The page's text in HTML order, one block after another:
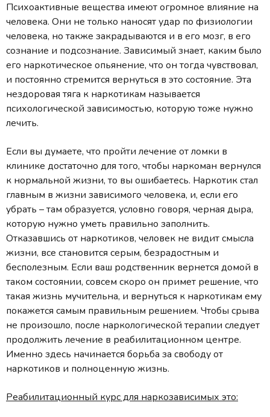
Психоактивные вещества имеют огромное влияние на
человека. Они не только наносят удар по физиологии
человека, но также закрадываются и в его мозг, в его
сознание и подсознание. Зависимый знает, каким было
его наркотическое опьянение, что он тогда чувствовал,
и постоянно стремится вернуться в это состояние. Эта
нездоровая тяга к наркотикам называется
психологической зависимостью, которую тоже нужно
лечить.
Если вы думаете, что пройти лечение от ломки в
клинике достаточно для того, чтобы наркоман вернулся
к нормальной жизни, то вы ошибаетесь. Наркотик стал
главным в жизни зависимого человека, и, если его
убрать – там образуется, условно говоря, черная дыра,
которую нужно уметь правильно заполнить.
Отказавшись от наркотиков, человек не видит смысла
жизни, все становится серым, безрадостным и
бесполезным. Если ваш родственник вернется домой в
таком состоянии, совсем скоро он примет решение, что
такая жизнь мучительна, и вернуться к наркотикам ему
покажется самым правильным решением. Чтобы срыва
не произошло, после наркологической терапии следует
продолжить лечение в реабилитационном центре.
Именно здесь начинается борьба за свободу от
наркотиков и полноценную жизнь.
Реабилитационный курс для наркозависимых это: